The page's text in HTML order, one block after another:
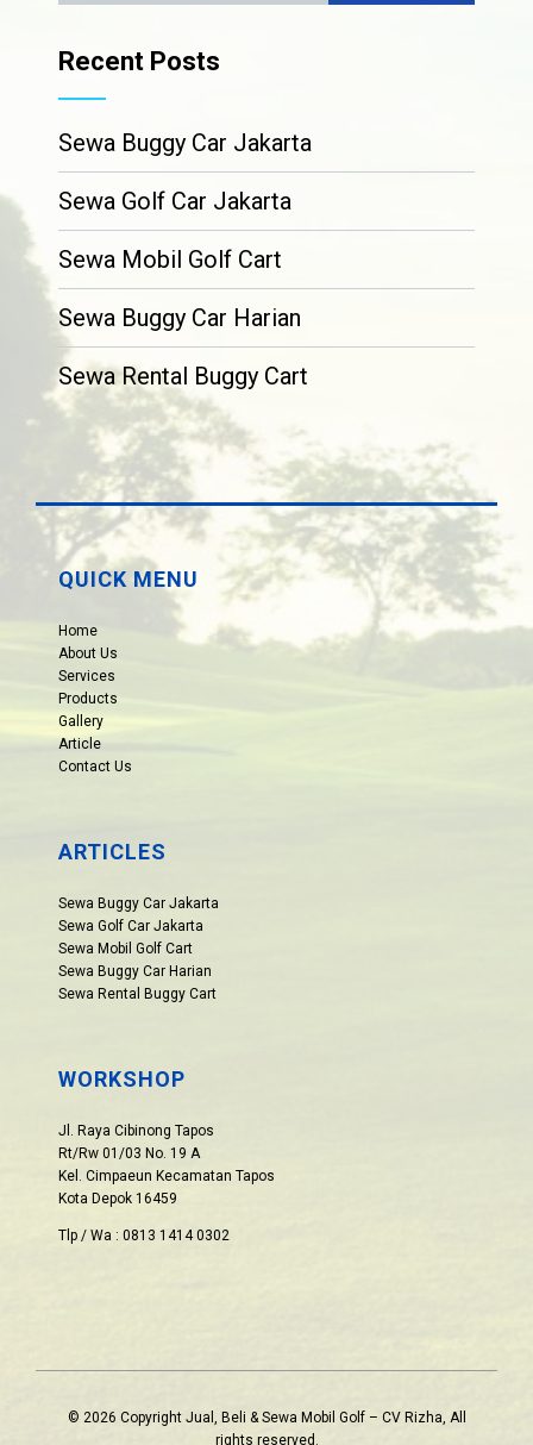
Recent Posts
Sewa Buggy Car Jakarta
Sewa Golf Car Jakarta
Sewa Mobil Golf Cart
Sewa Buggy Car Harian
Sewa Rental Buggy Cart
QUICK MENU
Home
About Us
Services
Products
Gallery
Article
Contact Us
ARTICLES
Sewa Buggy Car Jakarta
Sewa Golf Car Jakarta
Sewa Mobil Golf Cart
Sewa Buggy Car Harian
Sewa Rental Buggy Cart
WORKSHOP
Jl. Raya Cibinong Tapos
Rt/Rw 01/03 No. 19 A
Kel. Cimpaeun Kecamatan Tapos
Kota Depok 16459
Tlp / Wa : 0813 1414 0302
© 2026 Copyright Jual, Beli & Sewa Mobil Golf – CV Rizha, All
rights reserved.